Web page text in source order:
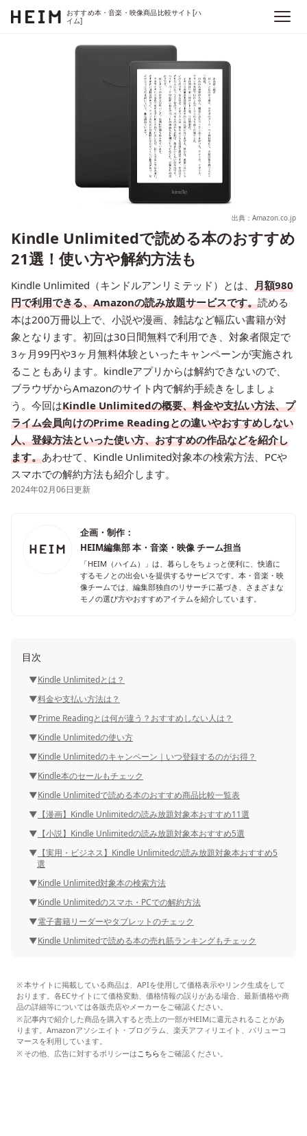
おすすめ本・音楽・映像商品比較サイト[ハ
イム]
出典：Amazon.co.jp
Kindle Unlimitedで読める本のおすすめ
21選！使い方や解約方法も
Kindle Unlimited（キンドルアンリミテッド）とは、 月額980
円で利用できる、Amazonの読み放題サービスです。読める
本は200万冊以上で、小説や漫画、雑誌など幅広い書籍が対
象となります。初回は30日間無料で利用でき、対象者限定で
3ヶ月99円や3ヶ月無料体験といったキャンペーンが実施され
ることもあります。kindleアプリからは解約できないので、
ブラウザからAmazonのサイト内で解約手続きをしましょ
う。今回はKindle Unlimitedの概要、料金や支払い方法、プ
ライム会員向けのPrime Readingとの違いやおすすめしない
人、登録方法といった使い方、おすすめの作品などを紹介し
ます。あわせて、Kindle Unlimited対象本の検索方法、PCや
スマホでの解約方法も紹介します。
2024年02月06日更新
企画・制作：
HEIM編集部 本・音楽・映像 チーム担当
「HEIM（ハイム）」は、暮らしをちょっと便利に、快適に
するモノとの出会いを提供するサービスです。本・音楽・映
像チームでは、編集部独自のリサーチに基づき、さまざまな
モノの選び方やおすすめアイテムを紹介しています。
目次
Kindle Unlimitedとは？
料金や支払い方法は？
Prime Readingとは何が違う？おすすめしない人は？
Kindle Unlimitedの使い方
Kindle Unlimitedのキャンペーン｜いつ登録するのがお得？
Kindle本のセールもチェック
Kindle Unlimitedで読める本のおすすめ商品比較一覧表
【漫画】Kindle Unlimitedの読み放題対象本おすすめ11選
【小説】Kindle Unlimitedの読み放題対象本おすすめ5選
【実用・ビジネス】Kindle Unlimitedの読み放題対象本おすすめ5
選
Kindle Unlimited対象本の検索方法
Kindle Unlimitedのスマホ・PCでの解約方法
電子書籍リーダーやタブレットのチェック
Kindle Unlimitedで読める本の売れ筋ランキングもチェック
本サイトに掲載している商品は、APIを使用して価格表示やリンク生成をして
おります。各ECサイトにて価格変動、価格情報の誤りがある場合、最新価格や商
品の詳細等については各販売店やメーカーをご確認ください。
記事内で紹介した商品を購入すると売上の一部がHEIMに還元されることがあ
ります。Amazonアソシエイト・プログラム、楽天アフィリエイト、バリューコ
マースを利用しています。
その他、広告に対するポリシーはこちらをご確認ください。